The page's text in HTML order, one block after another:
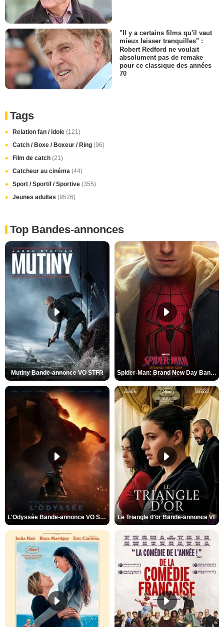
"Il y a certains films qu'il vaut
mieux laisser tranquilles" :
Robert Redford ne voulait
absolument pas de remake
pour ce classique des années
70
Tags
Relation fan / idole (121)
Catch / Boxe / Boxeur / Ring (96)
Film de catch (21)
Catcheur au cinéma (44)
Sport / Sportif / Sportive (355)
Jeunes adultes (9526)
Top Bandes-annonces
Mutiny Bande-annonce VO STFR Spider-Man: Brand New Day Bande-annonce VO STFR
L'Odyssée Bande-annonce VO STFR Le Triangle d'or Bande-annonce VF